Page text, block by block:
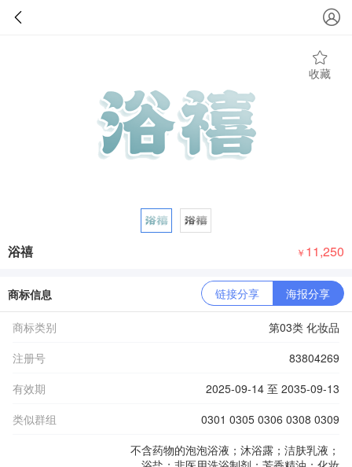
收藏
浴禧 ￥ 11,250
商标信息 链接分享 海报分享
商标类别
第03类 化妆品
注册号
83804269
有效期
2025-09-14 至 2035-09-13
类似群组
0301 0305 0306 0308 0309
不含药物的泡泡浴液；沐浴露；洁肤乳液；